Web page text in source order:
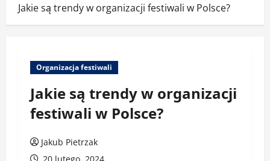
Jakie są trendy w organizacji festiwali w Polsce?
Organizacja festiwali
Jakie są trendy w organizacji
festiwali w Polsce?
Jakub Pietrzak